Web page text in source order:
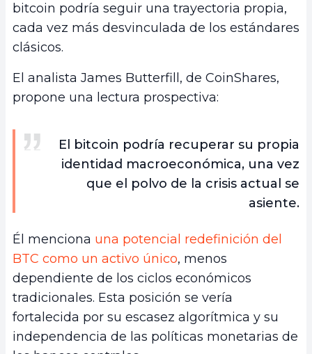
bitcoin podría seguir una trayectoria propia,
cada vez más desvinculada de los estándares
clásicos.
El analista James Butterfill, de CoinShares,
propone una lectura prospectiva:
El bitcoin podría recuperar su propia
identidad macroeconómica, una vez
que el polvo de la crisis actual se
asiente.
Él menciona una potencial redefinición del
BTC como un activo único, menos
dependiente de los ciclos económicos
tradicionales. Esta posición se vería
fortalecida por su escasez algorítmica y su
independencia de las políticas monetarias de